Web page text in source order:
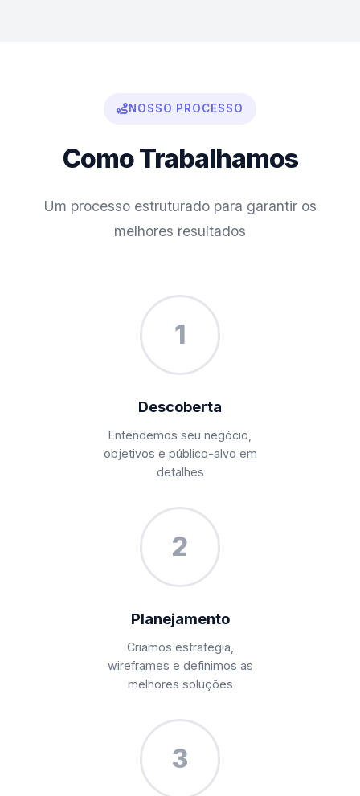
NOSSO PROCESSO
Como Trabalhamos
Um processo estruturado para garantir os
melhores resultados
1
Descoberta
Entendemos seu negócio,
objetivos e público-alvo em
detalhes
2
Planejamento
Criamos estratégia,
wireframes e definimos as
melhores soluções
3